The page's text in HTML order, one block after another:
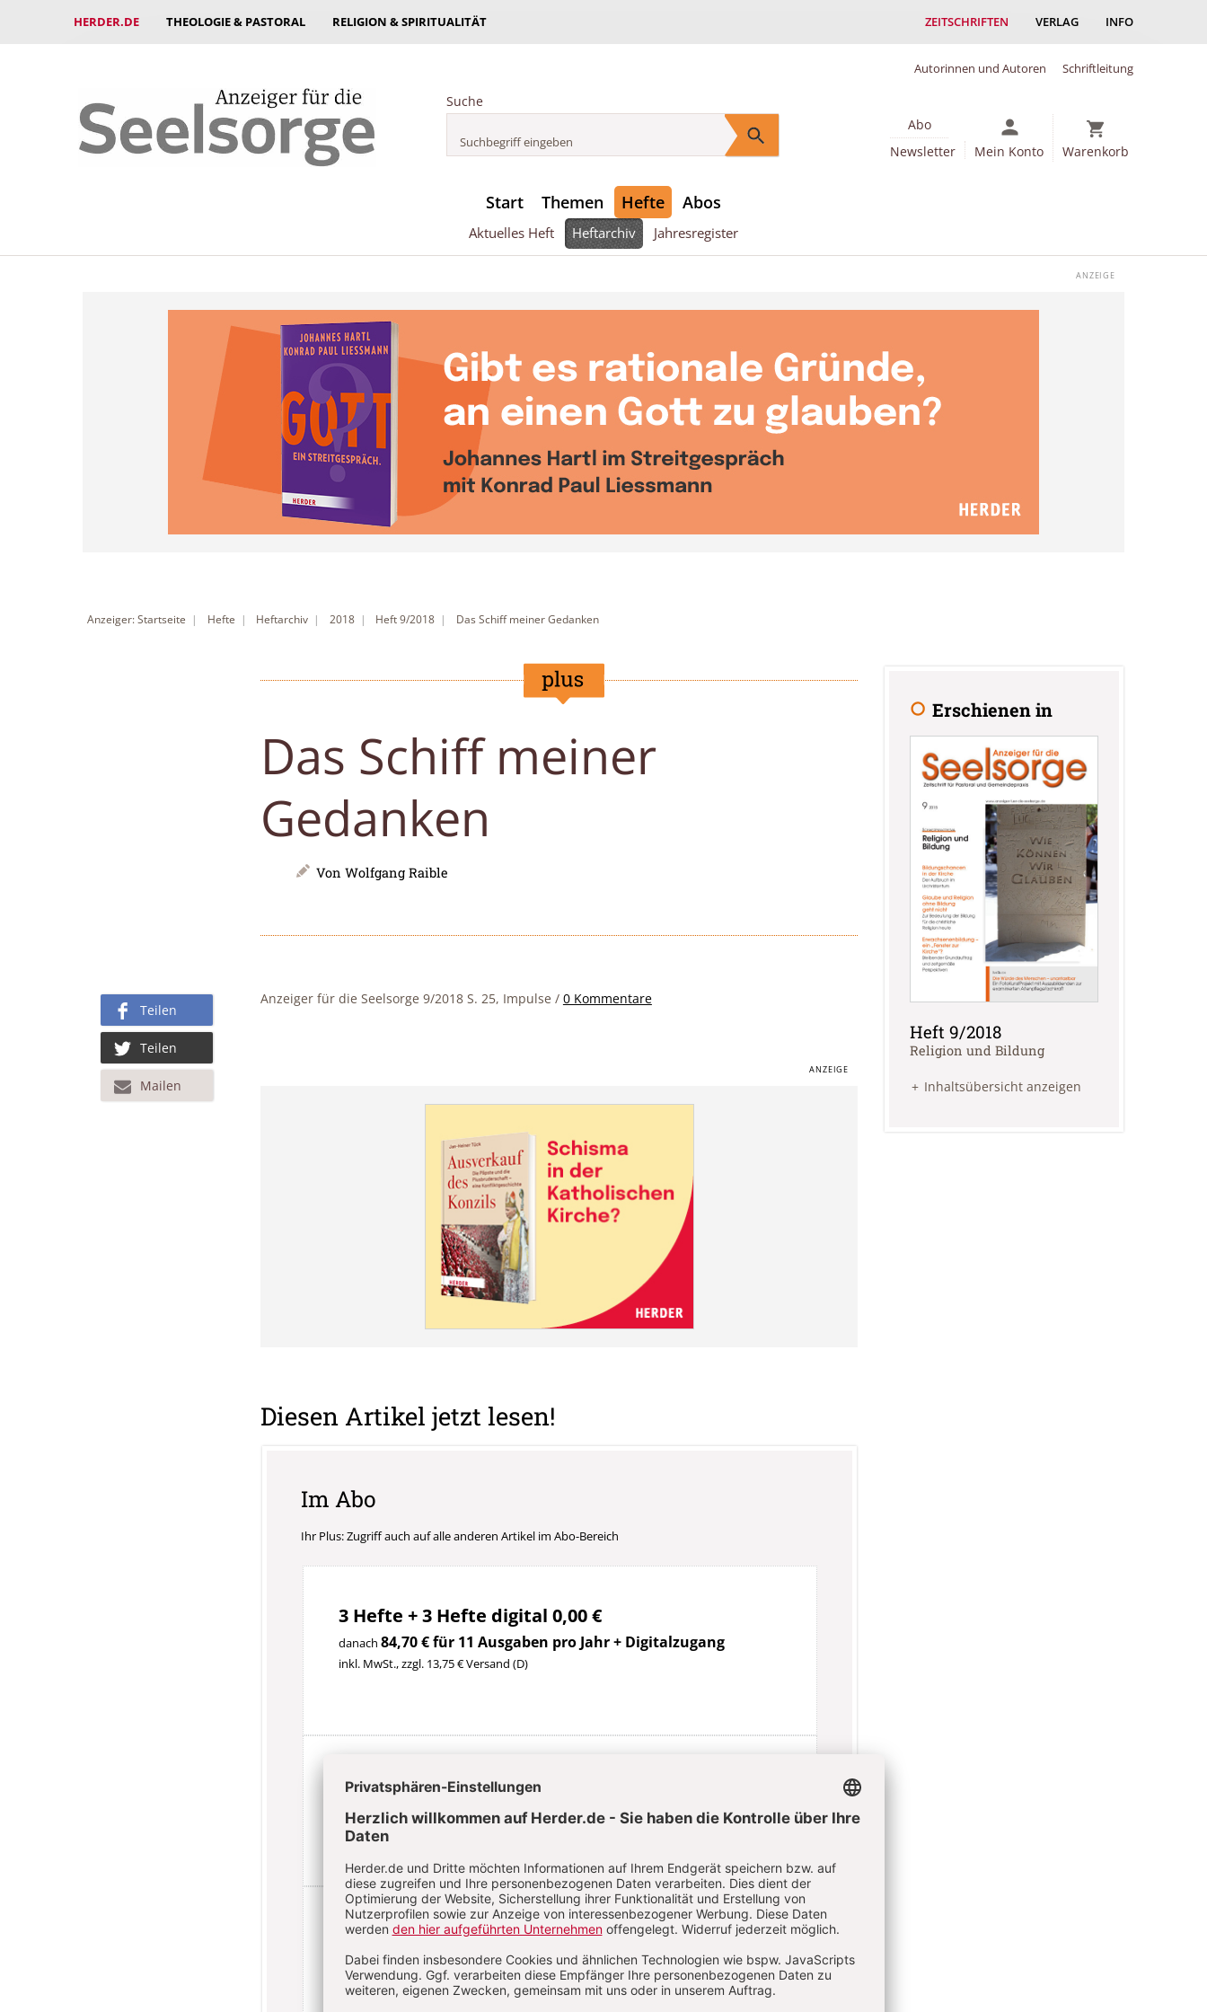
HERDER.DE THEOLOGIE & PASTORAL RELIGION & SPIRITUALITÄT ZEITSCHRIFTEN VERLAG INFO
Autorinnen und Autoren Schriftleitung
Suche
Abo
Newsletter
Mein Konto Warenkorb
Start Themen Hefte Abos
Aktuelles Heft Heftarchiv Jahresregister
Anzeiger: Startseite Hefte Heftarchiv 2018 Heft 9/2018 Das Schiff meiner Gedanken
Das Schiff meiner
Gedanken
Von Wolfgang Raible
Anzeiger für die Seelsorge 9/2018 S. 25, Impulse / 0 Kommentare
Diesen Artikel jetzt lesen!
Im Abo
Ihr Plus: Zugriff auch auf alle anderen Artikel im Abo-Bereich
3 Hefte + 3 Hefte digital 0,00 €
danach 84,70 € für 11 Ausgaben pro Jahr + Digitalzugang
inkl. MwSt., zzgl. 13,75 € Versand (D)
Im Abo
Teilen
Teilen
Mailen
Erschienen in
Heft 9/2018
:
Religion und Bildung
Inhaltsübersicht anzeigen